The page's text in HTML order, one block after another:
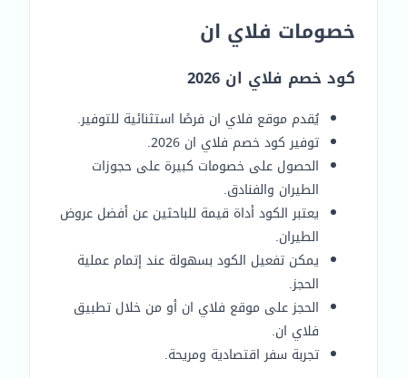
خصومات فلاي ان
كود خصم فلاي ان 2026
يُقدم موقع فلاي ان فرصًا استثنائية للتوفير.
توفير كود خصم فلاي ان 2026.
الحصول على خصومات كبيرة على حجوزات
الطيران والفنادق.
يعتبر الكود أداة قيمة للباحثين عن أفضل عروض
الطيران.
يمكن تفعيل الكود بسهولة عند إتمام عملية
الحجز.
الحجز على موقع فلاي ان أو من خلال تطبيق
فلاي ان.
تجربة سفر اقتصادية ومريحة.